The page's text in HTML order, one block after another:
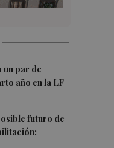
un par de
año en la LF
futuro de